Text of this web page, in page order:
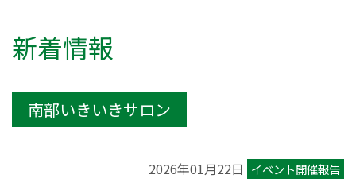
新着情報
南部いきいきサロン
2026年01月22日 イベント開催報告